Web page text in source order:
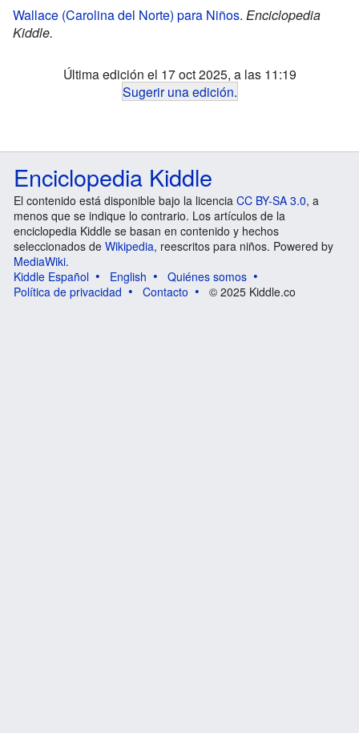
Wallace (Carolina del Norte) para Niños. Enciclopedia
Kiddle.
Última edición el 17 oct 2025, a las 11:19
Sugerir una edición.
Enciclopedia Kiddle
El contenido está disponible bajo la licencia CC BY-SA 3.0, a
menos que se indique lo contrario. Los artículos de la
enciclopedia Kiddle se basan en contenido y hechos
seleccionados de Wikipedia, reescritos para niños. Powered by
MediaWiki.
Kiddle Español
English
Quiénes somos
Política de privacidad
Contacto © 2025 Kiddle.co